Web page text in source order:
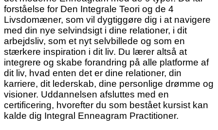
forståelse for Den Integrale Teori og de 4
Livsdomæner, som vil dygtiggøre dig i at navigere
med din nye selvindsigt i dine relationer, i dit
arbejdsliv, som et nyt selvbillede og som en
stærkere inspiration i dit liv. Du lærer altså at
integrere og skabe forandring på alle platforme af
dit liv, hvad enten det er dine relationer, din
karriere, dit lederskab, dine personlige drømme og
visioner. Uddannelsen afsluttes med en
certificering, hvorefter du som bestået kursist kan
kalde dig Integral Enneagram Practitioner.